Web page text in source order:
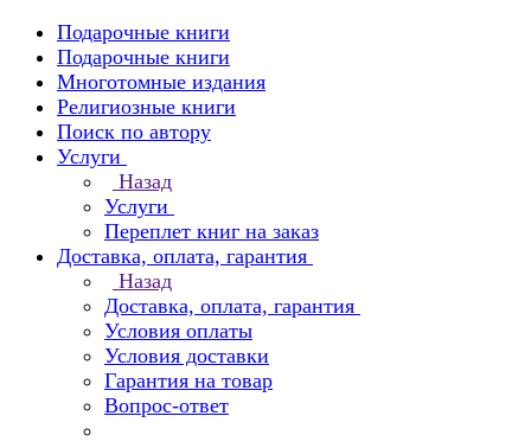
Подарочные книги
Подарочные книги
Многотомные издания
Религиозные книги
Поиск по автору
Услуги
Назад
Услуги
Переплет книг на заказ
Доставка, оплата, гарантия
Назад
Доставка, оплата, гарантия
Условия оплаты
Условия доставки
Гарантия на товар
Вопрос-ответ